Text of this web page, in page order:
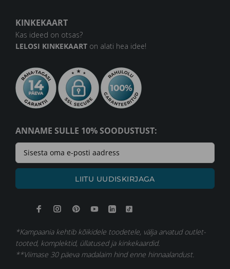
ANNAME SULLE 10% SOODUSTUST:
LIITU UUDISKIRJAGA
KINKEKAART
Kas ideed on otsas?
LELOSI KINKEKAART on alati hea idee!
*Kampaania kehtib kõikidele toodetele, välja arvatud outlet-
tooted, komplektid, üllatused ja kinkekaardid.
**Viimase 30 päeva madalaim hind enne hinnaalandust.